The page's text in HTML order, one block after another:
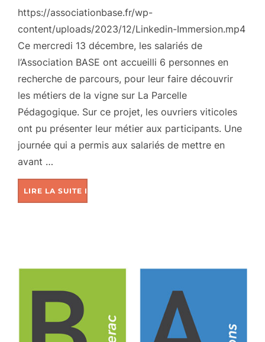
https://associationbase.fr/wp-
content/uploads/2023/12/Linkedin-Immersion.mp4
Ce mercredi 13 décembre, les salariés de
l’Association BASE ont accueilli 6 personnes en
recherche de parcours, pour leur faire découvrir
les métiers de la vigne sur La Parcelle
Pédagogique. Sur ce projet, les ouvriers viticoles
ont pu présenter leur métier aux participants. Une
journée qui a permis aux salariés de mettre en
avant …
LIRE LA SUITE DE